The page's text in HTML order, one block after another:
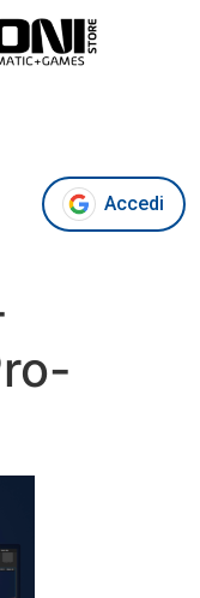
Accedi